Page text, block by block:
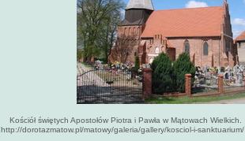
Kościół świętych Apostołów Piotra i Pawła w Mątowach Wielkich.
http://dorotazmatow.pl/matowy/galeria/gallery/kosciol-i-sanktuarium/